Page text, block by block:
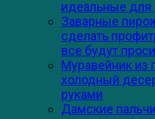
идеальные для
Заварные
сделать
все будут
Муравейник из
холодный
руками
Дамские